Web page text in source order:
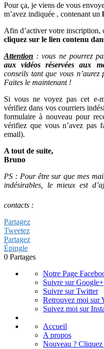
Pour ça, je viens de vous
m’avez indiquée , contenant un
Afin d’activer votre inscription,
cliquez sur le lien contenu
Attention : vous ne pourrez
aux vidéos réservées aux
conseils tant que vous
Faites le maintenant !
Si vous ne voyez pas cet e-
vérifiez dans vos courriers
formulaire à nouveau pour
vérifiez que vous n’avez pas
email).
A tout de suite,
Bruno
PS : Pour être sur que mes
indésirables, le mieux est
contacts :
Partagez
Tweetez
Partagez
Épingle
0 Partages
Notre Page
Suivre sur Google+
Suivre sur Twitter
Retrouvez moi sur
Suivez moi sur
Accueil
A propos
Nouveau ?